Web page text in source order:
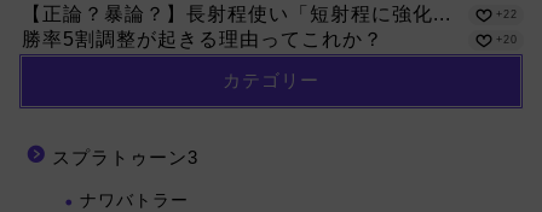
【正論？暴論？】長射程使い「短射程に強化... +22
勝率5割調整が起きる理由ってこれか？ +20
カテゴリー
スプラトゥーン3
ナワバトラー